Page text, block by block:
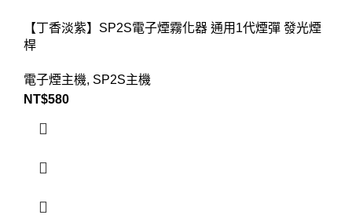
【丁香淡紫】SP2S電子煙霧化器 通用1代煙彈 發光煙
桿
電子煙主機, SP2S主機
NT$580